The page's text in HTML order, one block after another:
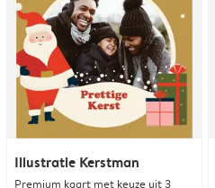
Illustratie Kerstman
Premium kaart met keuze uit 3